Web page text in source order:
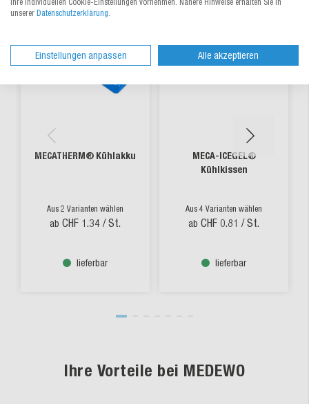
MECATHERM® Kühlakku
Aus 2 Varianten wählen
ab CHF 1.34 / St.
lieferbar
MECA-ICEGEL®
Kühlkissen
Aus 4 Varianten wählen
ab CHF 0.81 / St.
lieferbar
Ihre Vorteile bei MEDEWO
Ihre individuellen Cookie-Einstellungen vornehmen. Nähere Hinweise erhalten Sie in
unserer Datenschutzerklärung.
Einstellungen anpassen Alle akzeptieren